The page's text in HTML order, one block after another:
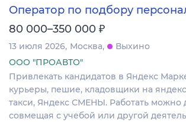
Оператор по подбору
80 000–350 000 ₽
13 июля 2026 Москва
Выхино
ООО "ПРОАВТО"
Привлекать кандидатов в Яндекс
курьеры, пешие, кладовщики на
такси, Яндекс СМЕНЫ. Работать можно
совмещая с учебой или другой